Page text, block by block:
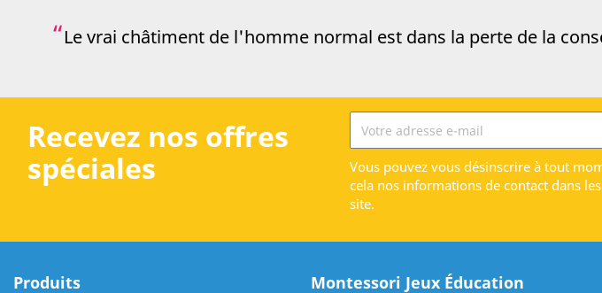
Le vrai châtiment de l'homme normal est dans la perte de la
Recevez nos offres
spéciales
Vous pouvez vous désinscrire à tout
cela nos informations de contact dans
site.
Produits Montessori Jeux Éducation